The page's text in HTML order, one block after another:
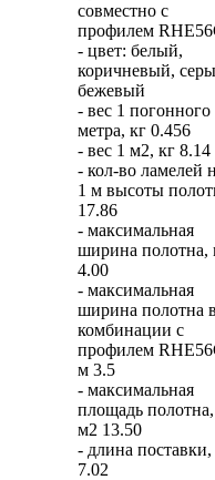
совместно с
профилем
- цвет: белый,
коричневый,
бежевый
- вес 1 погонного
метра, кг 0.456
- вес 1 м2, кг 8.14
- кол-во ламелей
1 м высоты
17.86
- максимальная
ширина полотна,
4.00
- максимальная
ширина полотна
комбинации с
профилем
м 3.5
- максимальная
площадь полотна,
м2 13.50
- длина
7.02